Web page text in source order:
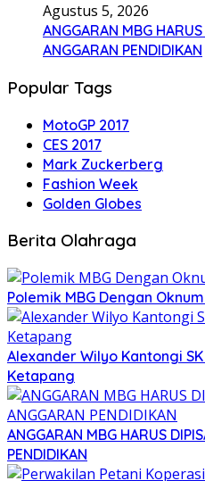
Agustus 5, 2026
ANGGARAN MBG
ANGGARAN PENDIDIKAN
Popular Tags
MotoGP 2017
CES 2017
Mark Zuckerberg
Fashion Week
Golden Globes
Berita Olahraga
Polemik MBG Dengan
Alexander Wilyo Kantongi
Ketapang
ANGGARAN MBG HARUS
PENDIDIKAN